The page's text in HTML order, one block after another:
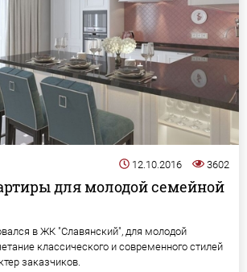
12.10.2016 3602
для молодой семейной
в ЖК "Славянский", для молодой
классического и современного стилей
заказчиков.